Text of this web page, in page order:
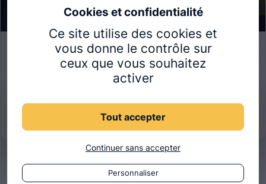
La clinique en
ostéopathie
Rentrée 2023
École
Ce site utilise des cookies et
vous donne le contrôle sur
ceux que vous souhaitez
activer
Tout accepter
Continuer sans accepter
Personnaliser